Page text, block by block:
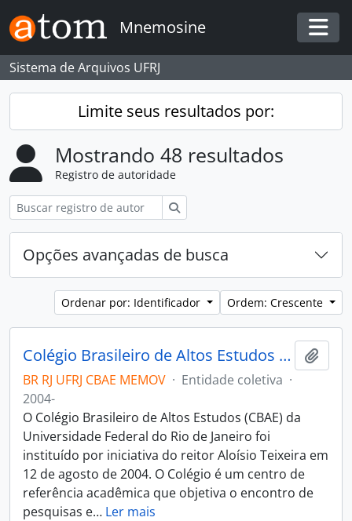
Skip to main content
Mnemosine
Sistema de Arquivos UFRJ
Limite seus resultados por:
Mostrando 48 resultados
Registro de autoridade
Opções avançadas de busca
Ordenar por: Identificador Ordem: Crescente
Colégio Brasileiro de Altos Estudos (CBAE)
BR RJ UFRJ CBAE MEMOV · Entidade coletiva ·
2004-
O Colégio Brasileiro de Altos Estudos (CBAE) da
Universidade Federal do Rio de Janeiro foi
instituído por iniciativa do reitor Aloísio Teixeira em
12 de agosto de 2004. O Colégio é um centro de
referência acadêmica que objetiva o encontro de
pesquisas e… Ler mais